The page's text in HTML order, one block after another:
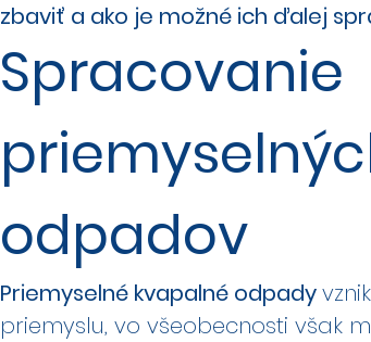
zbaviť a ako je možné ich ďalej
Spracovanie
odpadov
Priemyselné kvapalné odpady
priemyslu, vo všeobecnosti však